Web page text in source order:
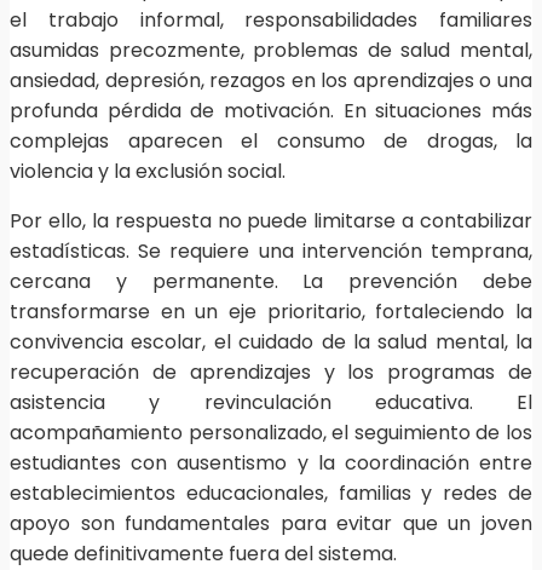
el trabajo informal, responsabilidades familiares
asumidas precozmente, problemas de salud mental,
ansiedad, depresión, rezagos en los aprendizajes o una
profunda pérdida de motivación. En situaciones más
complejas aparecen el consumo de drogas, la
violencia y la exclusión social.
Por ello, la respuesta no puede limitarse a contabilizar
estadísticas. Se requiere una intervención temprana,
cercana y permanente. La prevención debe
transformarse en un eje prioritario, fortaleciendo la
convivencia escolar, el cuidado de la salud mental, la
recuperación de aprendizajes y los programas de
asistencia y revinculación educativa. El
acompañamiento personalizado, el seguimiento de los
estudiantes con ausentismo y la coordinación entre
establecimientos educacionales, familias y redes de
apoyo son fundamentales para evitar que un joven
quede definitivamente fuera del sistema.